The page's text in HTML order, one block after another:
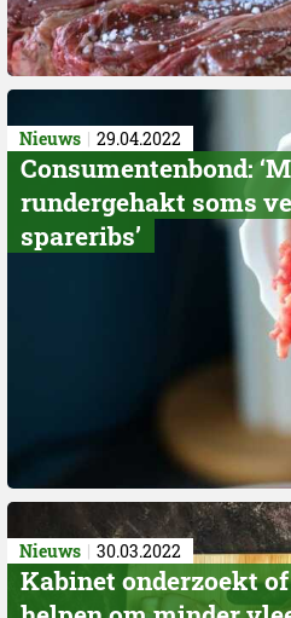
Nieuws 29.04.2022
Consumentenbond:
rundergehakt soms
spareribs’
Nieuws 30.03.2022
Kabinet onderzoekt